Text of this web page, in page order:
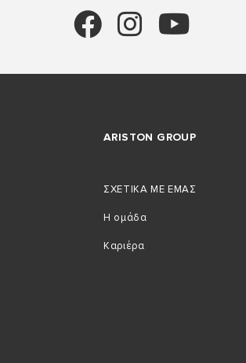
ARISTON GROUP
ΣΧΕΤΙΚΑ ΜΕ ΕΜΑΣ
Η ομάδα
Καριέρα